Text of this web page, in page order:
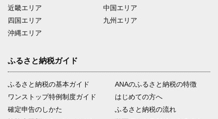
近畿エリア
四国エリア
沖縄エリア
中国エリア
九州エリア
ふるさと納税ガイド
ふるさと納税の基本ガイド
ワンストップ特例制度ガイド
確定申告のしかた
ANAのふるさと納税の特徴
はじめての方へ
ふるさと納税の流れ